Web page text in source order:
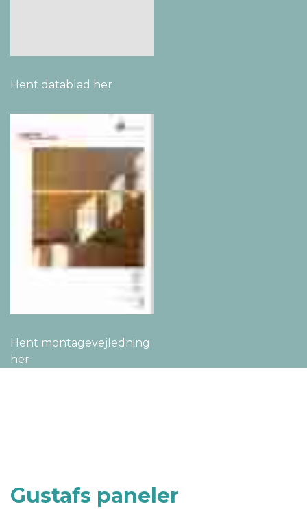
Hent datablad her
Hent montage­vejledning
her
Gustafs paneler